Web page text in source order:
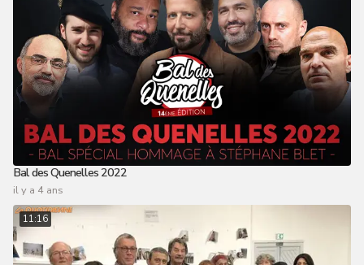
Bal des Quenelles 2022
il y a 4 ans
11:16